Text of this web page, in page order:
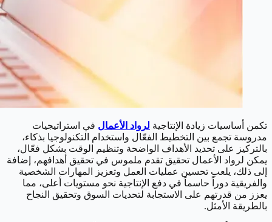
تكمن أساسيات زيادة الإنتاجية لرواد الأعمال في استراتيجيات
مدروسة تجمع بين التخطيط الفعّال واستخدام التكنولوجيا بذكاء،
بالتركيز على تحديد الأهداف الواضحة وتنظيم الوقت بشكل فعّال،
يمكن لرواد الأعمال تحقيق تقدم ملموس في تحقيق أهدافهم، إضافة
إلى ذلك، يلعب تحسين عمليات العمل وتعزيز المهارات الشخصية
والفريقية دوراً حاسماً في دفع الإنتاجية نحو مستويات أعلى، مما
يعزز من قدرتهم على الاستجابة لتحديات السوق وتحقيق النجاح
بالطريقة الأمثل.